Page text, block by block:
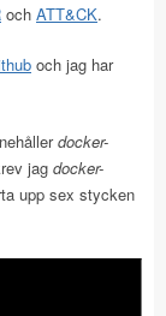
och ATT&CK.
och jag har
docker-
jag docker-
upp sex stycken